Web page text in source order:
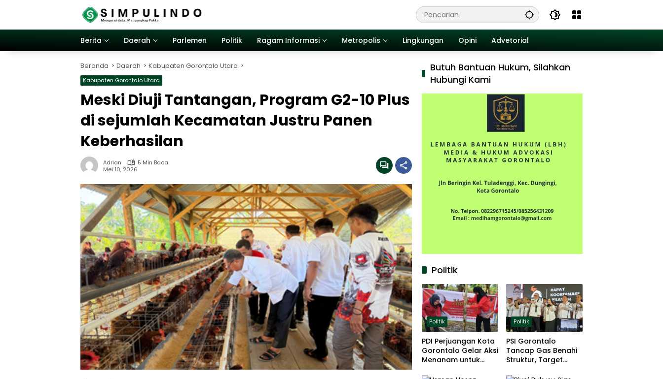
Berita
Daerah Parlemen Politik Ragam Informasi Metropolis Lingkungan Opini Advetorial
Beranda Daerah Kabupaten Gorontalo Utara
Kabupaten Gorontalo Utara
Meski Diuji Tantangan, Program G2-10 Plus
di sejumlah Kecamatan Justru Panen
Keberhasilan
Adrian
5 Min Baca
Mei 10, 2026
Butuh Bantuan Hukum, Silahkan
Hubungi Kami
Politik
Politik
PDI Perjuangan Kota
Gorontalo Gelar Aksi
Menanam untuk
Politik
PSI Gorontalo
Tancap Gas Benahi
Struktur, Target